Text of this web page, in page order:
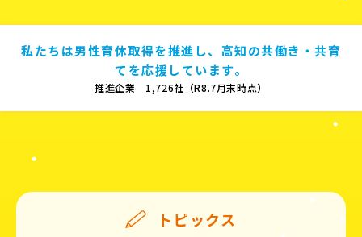
私たちは男性育休取得を推進し、高知の共働き・共育
てを応援しています。
推進企業 1,726社（R8.7月末時点）
トピックス